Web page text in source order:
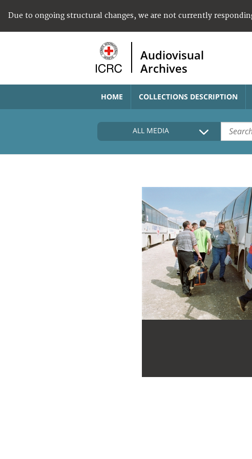
Due to ongoing structural changes, we are not currently
Audiovisual
Archives
HOME COLLECTIONS DESCRIPTION
ALL MEDIA